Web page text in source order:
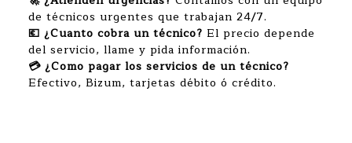
de técnicos urgentes que trabajan 24/7.
💶 ¿Cuanto cobra un técnico? El precio depende
del servicio, llame y pida información.
💳 ¿Como pagar los servicios de un técnico?
Efectivo, Bizum, tarjetas débito ó crédito.